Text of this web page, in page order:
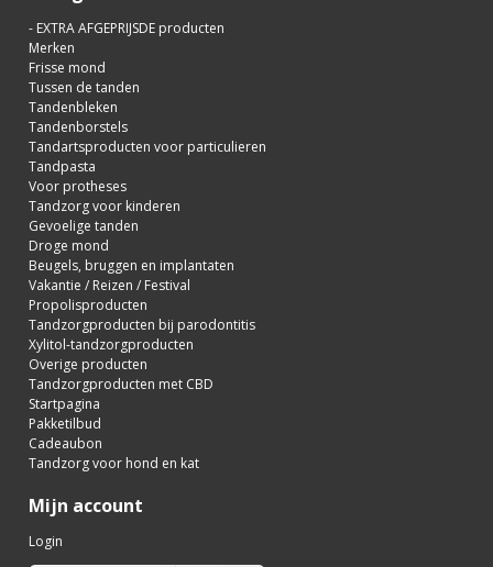
- EXTRA AFGEPRIJSDE producten
Merken
Frisse mond
Tussen de tanden
Tandenbleken
Tandenborstels
Tandartsproducten voor particulieren
Tandpasta
Voor protheses
Tandzorg voor kinderen
Gevoelige tanden
Droge mond
Beugels, bruggen en implantaten
Vakantie / Reizen / Festival
Propolisproducten
Tandzorgproducten bij parodontitis
Xylitol-tandzorgproducten
Overige producten
Tandzorgproducten met CBD
Startpagina
Pakketilbud
Cadeaubon
Tandzorg voor hond en kat
Mijn account
Login